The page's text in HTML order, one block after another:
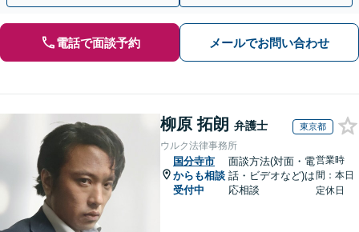
電話で面談予約 メールでお問い合わせ
柳原 拓朗 弁護士 東京都
ウルク法律事務所
国分寺市
からも相談
受付中
面談方法(対面・電
話・ビデオなど)は
応相談
営業時
間：本日
定休日